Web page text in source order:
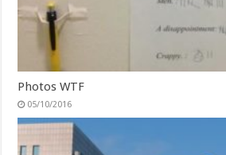
Photos WTF
05/10/2016